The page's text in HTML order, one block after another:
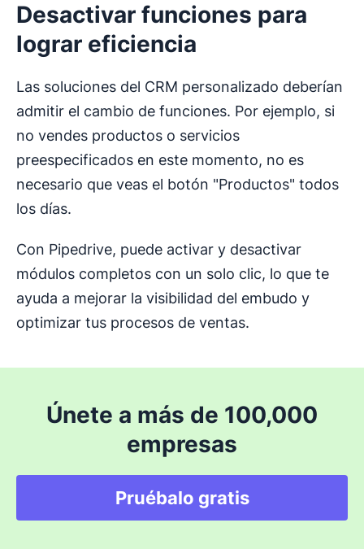
Desactivar funciones para
lograr eficiencia
Las soluciones del CRM personalizado deberían
admitir el cambio de funciones. Por ejemplo, si
no vendes productos o servicios
preespecificados en este momento, no es
necesario que veas el botón "Productos" todos
los días.
Con Pipedrive, puede activar y desactivar
módulos completos con un solo clic, lo que te
ayuda a mejorar la visibilidad del embudo y
optimizar tus procesos de ventas.
Únete a más de 100,000
empresas
Pruébalo gratis